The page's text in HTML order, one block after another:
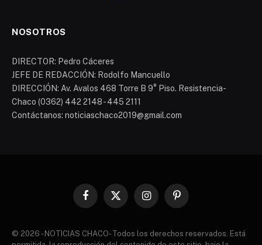
NOSOTROS
DIRECTOR: Pedro Cáceres
JEFE DE REDACCIÓN: Rodolfo Mancuello
DIRECCIÓN: Av. Avalos 468 Torre B 9° Piso. Resistencia-
Chaco (0362) 442 2148 - 445 2111
Contáctanos: noticiaschaco2019@gmail.com
Facebook
X
InstagramPinterest
© 2026 - NOTICIAS CHACO- Todos los derechos reservados. Está